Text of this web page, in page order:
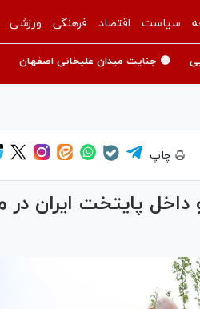
سیاست اقتصاد فرهنگی ورزشی
🟡 جنایت میدان علیخانی اصفهان
چاپ
پایتخت ایران در